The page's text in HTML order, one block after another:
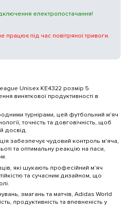
Unisex KE4322 розмір 5
виняткової продуктивності в
турнірами, цей футбольний м'яч
точність та довговічність, щоб
досвід.
забезпечує чудовий контроль м'яча,
та оптимальну реакцію на паси,
які шукають професійний м'яч
та сучасним дизайном, що
змагань та матчів, Adidas World
продуктивність та впевненість у
електропостачання!
працює під час повітряної тривоги.